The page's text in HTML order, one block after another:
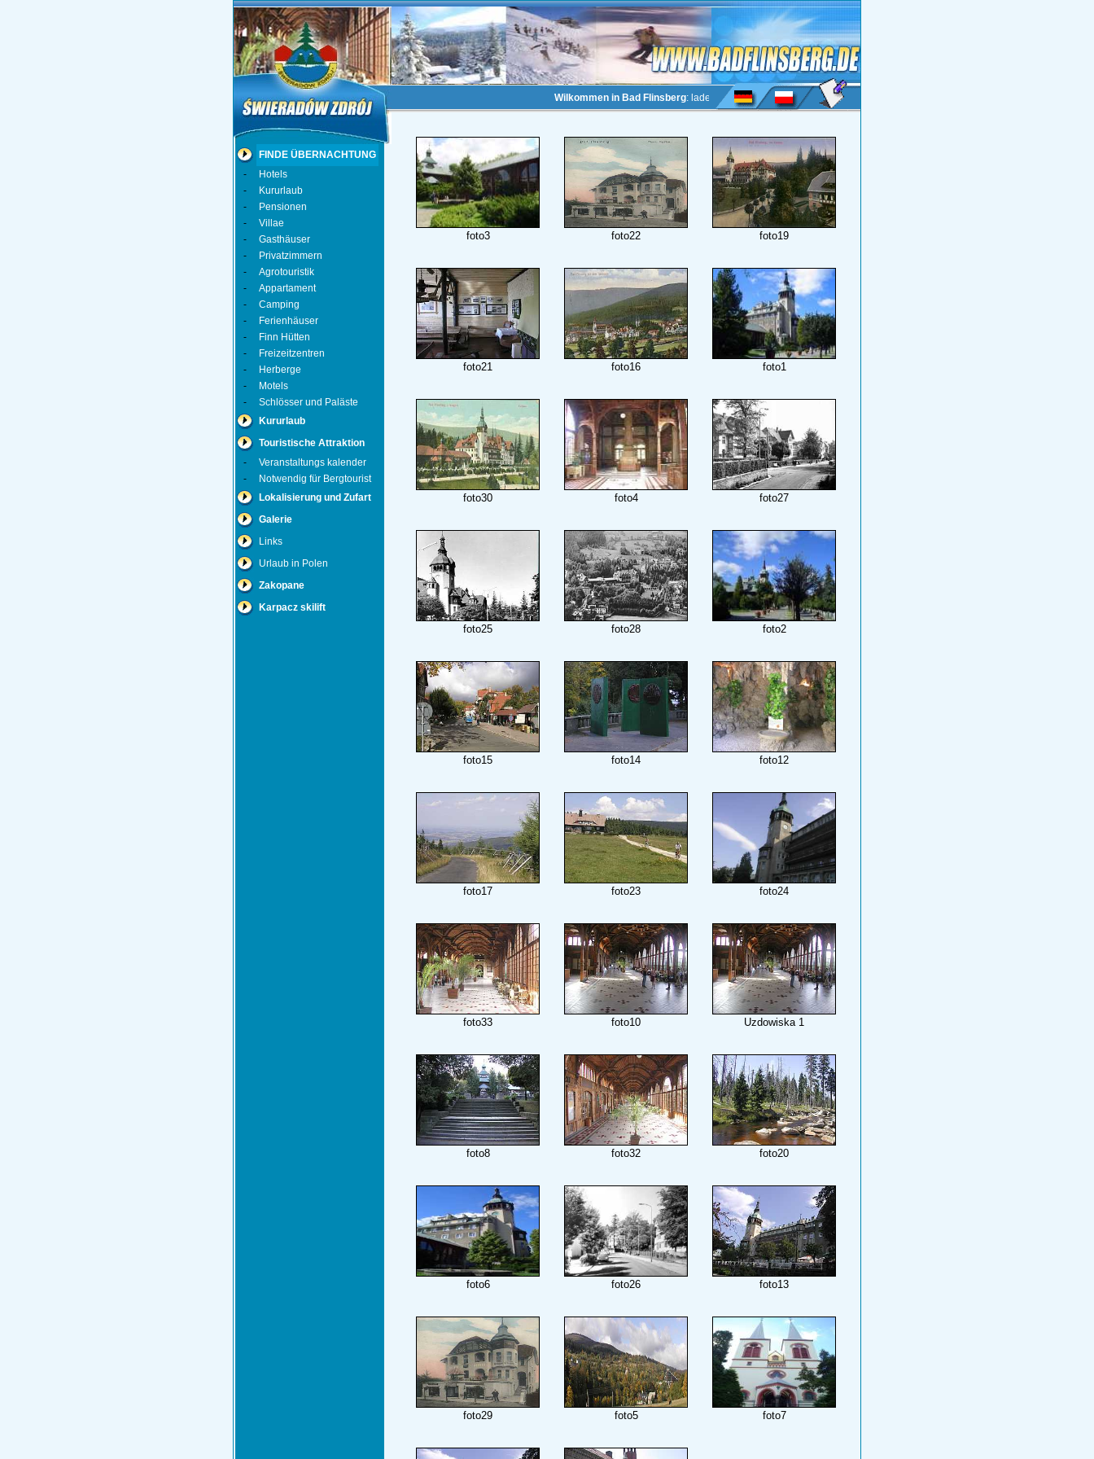
Wilkommen in Bad Flinsberg: laden in Swieradów Zdroj ein.
FINDE ÜBERNACHTUNG
-
Hotels
-
Kururlaub
-
Pensionen
-
Villae
-
Gasthäuser
-
Privatzimmern
-
Agrotouristik
-
Appartament
-
Camping
-
Ferienhäuser
-
Finn Hütten
-
Freizeitzentren
-
Herberge
-
Motels
-
Schlösser und Paläste
Kururlaub
Touristische Attraktion
-
Veranstaltungs kalender
-
Notwendig für Bergtourist
Lokalisierung und Zufart
Galerie
Links
Urlaub in Polen
Zakopane
Karpacz skilift
foto3 foto22 foto19
foto21 foto16 foto1
foto30 foto4 foto27
foto25 foto28 foto2
foto15 foto14 foto12
foto17 foto23 foto24
foto33 foto10 Uzdowiska 1
foto8 foto32 foto20
foto6 foto26 foto13
foto29 foto5 foto7